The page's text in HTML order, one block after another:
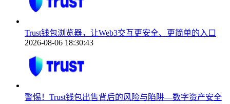
Trust钱包浏览器，让Web3交互更安全、更简单的入口
2026-08-06 18:30:43
警惕！Trust钱包出售背后的风险与陷阱—数字资产安全